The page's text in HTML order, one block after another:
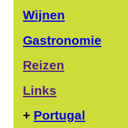
Wijnen
Gastronomie
Reizen
Links
+ Portugal